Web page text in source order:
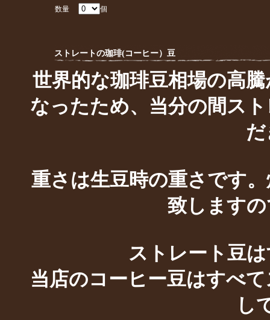
数量 個
ストレートの珈琲(コーヒー）豆
世界的な珈琲豆相場の高
なったため、当分の間ス
重さは生豆時の重さです
致します
ストレート豆
当店のコーヒー豆はすべ
し